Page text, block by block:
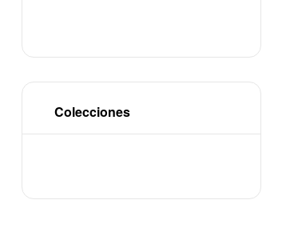
Colecciones